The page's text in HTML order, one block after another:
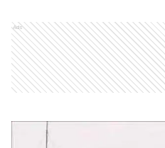
Ads